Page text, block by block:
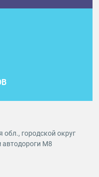
городской округ
автодороги М8